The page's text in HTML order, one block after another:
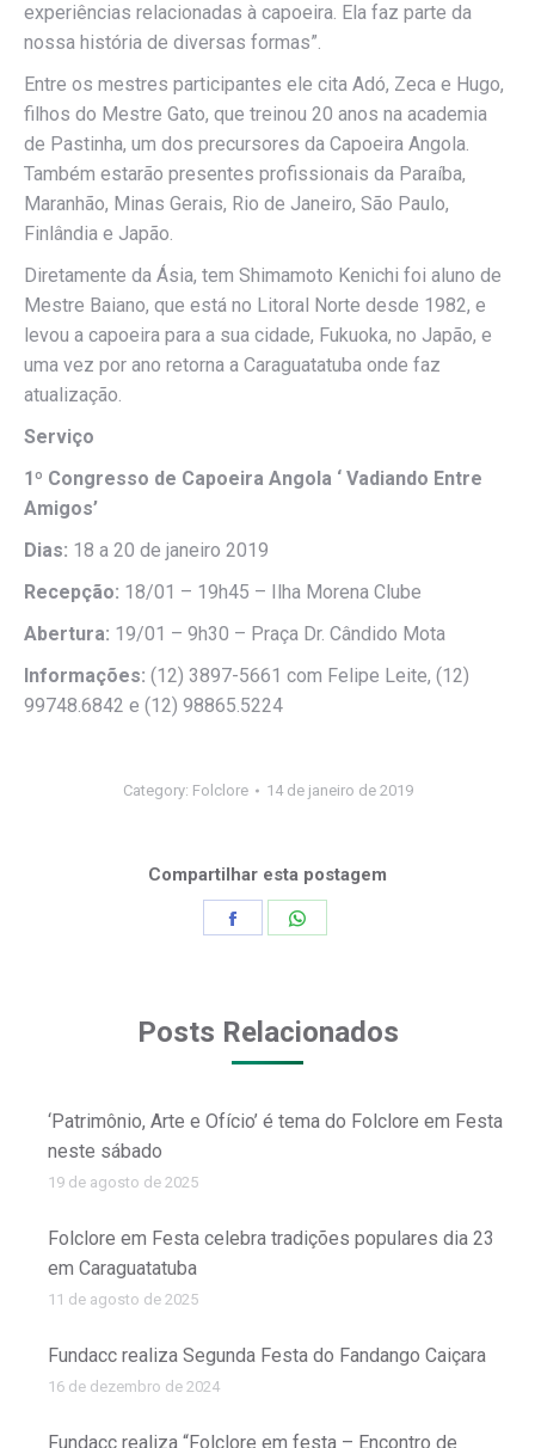
experiências relacionadas à capoeira. Ela faz parte da
nossa história de diversas formas”.
Entre os mestres participantes ele cita Adó, Zeca e Hugo,
filhos do Mestre Gato, que treinou 20 anos na academia
de Pastinha, um dos precursores da Capoeira Angola.
Também estarão presentes profissionais da Paraíba,
Maranhão, Minas Gerais, Rio de Janeiro, São Paulo,
Finlândia e Japão.
Diretamente da Ásia, tem Shimamoto Kenichi foi aluno de
Mestre Baiano, que está no Litoral Norte desde 1982, e
levou a capoeira para a sua cidade, Fukuoka, no Japão, e
uma vez por ano retorna a Caraguatatuba onde faz
atualização.
Serviço
1º Congresso de Capoeira Angola ‘ Vadiando Entre
Amigos’
Dias: 18 a 20 de janeiro 2019
Recepção: 18/01 – 19h45 – Ilha Morena Clube
Abertura: 19/01 – 9h30 – Praça Dr. Cândido Mota
Informações: (12) 3897-5661 com Felipe Leite, (12)
99748.6842 e (12) 98865.5224
Category: Folclore 14 de janeiro de 2019
Compartilhar esta postagem
Posts Relacionados
‘Patrimônio, Arte e Ofício’ é tema do Folclore em Festa
neste sábado
19 de agosto de 2025
Folclore em Festa celebra tradições populares dia 23
em Caraguatatuba
11 de agosto de 2025
Fundacc realiza Segunda Festa do Fandango Caiçara
16 de dezembro de 2024
Fundacc realiza “Folclore em festa – Encontro de